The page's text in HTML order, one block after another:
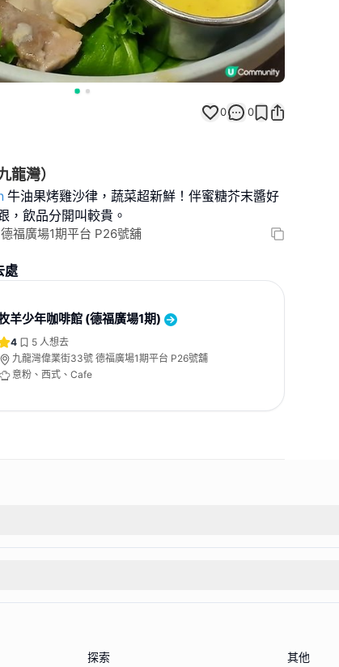
0 0
龍灣）
牛油果烤雞沙律，蔬菜超新鮮！伴蜜糖芥末醬好
，飲品分開叫較貴。
福廣場1期平台 P26號舖
處
羊少年咖啡館 (德福廣場1期)
4 5 人想去
九龍灣偉業街33號 德福廣場1期平台 P26號舖
意粉、西式、Cafe
探索 其他